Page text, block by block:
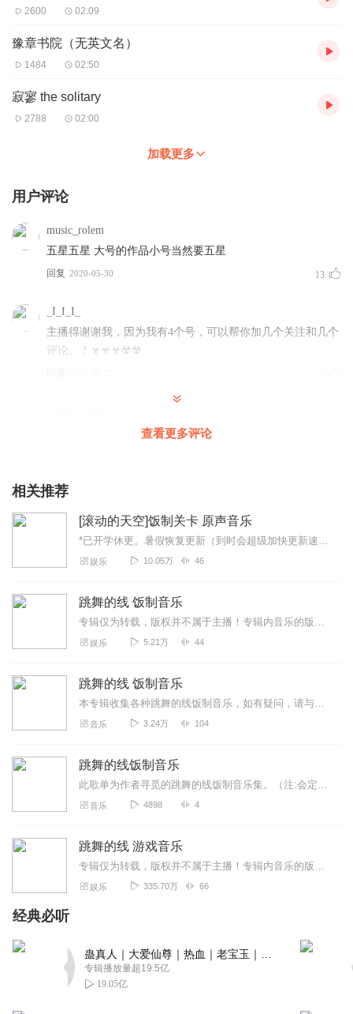
它的难度在于，某些障碍物会在一刹那间闪现，所以这个游戏非常
跳舞的线饭制全局以《跳舞的线》（原作：Cheetah Mobile·BOOM
BIT）为蓝本制作，关卡质量精致；游戏内不含任何商业内容，完全
2600 02:09
豫章书院（无英文名）
1484 02:50
寂寥 the solitary
2788 02:00
加载更多
用户评论
music_rolem
五星五星 大号的作品小号当然要五星
回复 2020-05-30 13
_I_I_I_
主播得谢谢我，因为我有4个号，可以帮你加几个关注和几个
评论。！☣☣☣☢☢
厉害！不过在哪里找到的音乐？
X_GASTER
Good good goodddddddd very very veryGOOD！！！！！
2020-06-21
诶，矩阵浪潮和周年庆是滚动的天空先出的还是跳舞的线先
Windystarom_Fisicial
PVZ_狂风三叶
音质真高，好听(≧∇≦)/
大大宝和小小贝
肯定五星，希望作者多更些qqx和冰焰的饭制关卡 OvO
2021-08-24
查看更多评论
相关推荐
[滚动的天空]饭制关卡 原声音乐
*已开学休更。暑假恢复更新（到时会超级加快更新速度），望各位听众朋友不要取消订阅哟~版权声明专辑内所有音乐均来源于网络，非主播本人创作，声音将会申请原作者授权...
娱乐 10.05万 46
跳舞的线 饭制音乐
专辑仅为转载，版权并不属于主播！专辑内音乐的版权均归原作者及其授权的作品所有！
娱乐 5.21万 44
跳舞的线 饭制音乐
本专辑收集各种跳舞的线饭制音乐，如有疑问，请与作者联系，好改正（暂已停更，请到滚动的柠檬猫听取）
音乐 3.24万 104
跳舞的线饭制音乐
此歌单为作者寻觅的跳舞的线饭制音乐集。（注:会定期更新哦!）
音乐 4898 4
跳舞的线 游戏音乐
专辑仅为转载，版权并不属于主播！专辑内音乐的版权均归原作者及其授权的作品所有...
娱乐 335.70万 66
经典必听
专辑播放量超19.5亿
19.05亿